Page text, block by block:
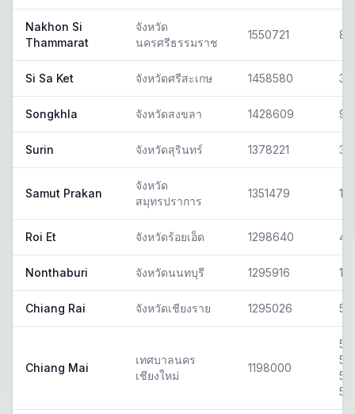
Nakhon Si
Thammarat
จังหวัด
นครศรีธรรมราช
1550721 80
Si Sa Ket จังหวัดศรีสะเกษ 1458580 33
Songkhla จังหวัดสงขลา 1428609 90
Surin จังหวัดสุรินทร์ 1378221 32
Samut Prakan
จังหวัด
สมุทรปราการ
1351479 10
Roi Et จังหวัดร้อยเอ็ด 1298640 45
Nonthaburi จังหวัดนนทบุรี 1295916 11
Chiang Rai จังหวัดเชียงราย 1295026 57
Chiang Mai
เทศบาลนคร
เชียงใหม่
1198000